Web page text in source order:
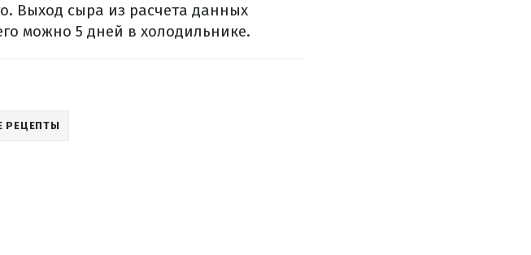
Выход сыра из расчета данных
можно 5 дней в холодильнике.
РЕЦЕПТЫ